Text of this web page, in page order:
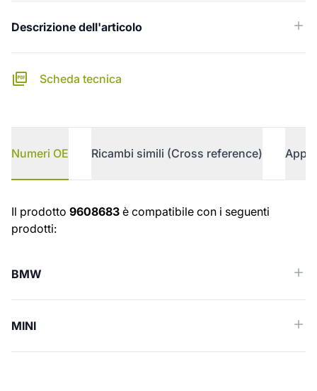
Descrizione dell'articolo
Scheda tecnica
Numeri OE Ricambi simili (Cross reference)
Numeri OE
Il prodotto 9608683 è compatibile con i seguenti
prodotti:
BMW
MINI